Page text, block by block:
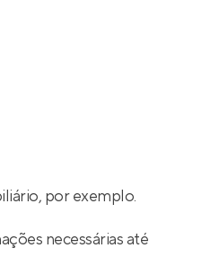
por exemplo.
necessárias até